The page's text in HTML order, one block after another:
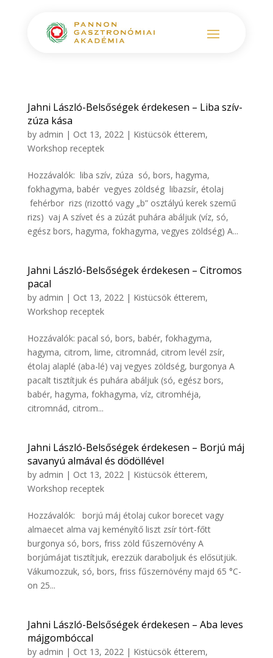
Jahni László-Belsőségek érdekesen – Liba szív-
zúza kása
by admin | Oct 13, 2022| Kistücsök étterem,
Workshop receptek
Hozzávalók: liba szív, zúza só, bors, hagyma,
fokhagyma, babér vegyes zöldség libazsír, étolaj
fehérbor rizs (rizottó vagy „b” osztályú kerek szemű
rizs) vaj A szívet és a zúzát puhára abáljuk (víz, só,
egész bors, hagyma, fokhagyma, vegyes zöldség) A...
Jahni László-Belsőségek érdekesen – Citromos
pacal
by admin | Oct 13, 2022| Kistücsök étterem,
Workshop receptek
Hozzávalók: pacal só, bors, babér, fokhagyma,
hagyma, citrom, lime, citromnád, citrom levél zsír,
étolaj alaplé (aba-lé) vaj vegyes zöldség, burgonya A
pacalt tisztítjuk és puhára abáljuk (só, egész bors,
babér, hagyma, fokhagyma, víz, citromhéja,
citromnád, citrom...
Jahni László-Belsőségek érdekesen – Borjú máj
savanyú almával és dödöllével
by admin | Oct 13, 2022| Kistücsök étterem,
Workshop receptek
Hozzávalók: borjú máj étolaj cukor borecet vagy
almaecet alma vaj keményítő liszt zsír tört-főtt
burgonya só, bors, friss zöld fűszernövény A
borjúmájat tisztítjuk, erezzük daraboljuk és elősütjük.
Vákumozzuk, só, bors, friss fűszernövény majd 65 °C-
on 25...
Jahni László-Belsőségek érdekesen – Aba leves
májgombóccal
by admin | Oct 13, 2022| Kistücsök étterem,